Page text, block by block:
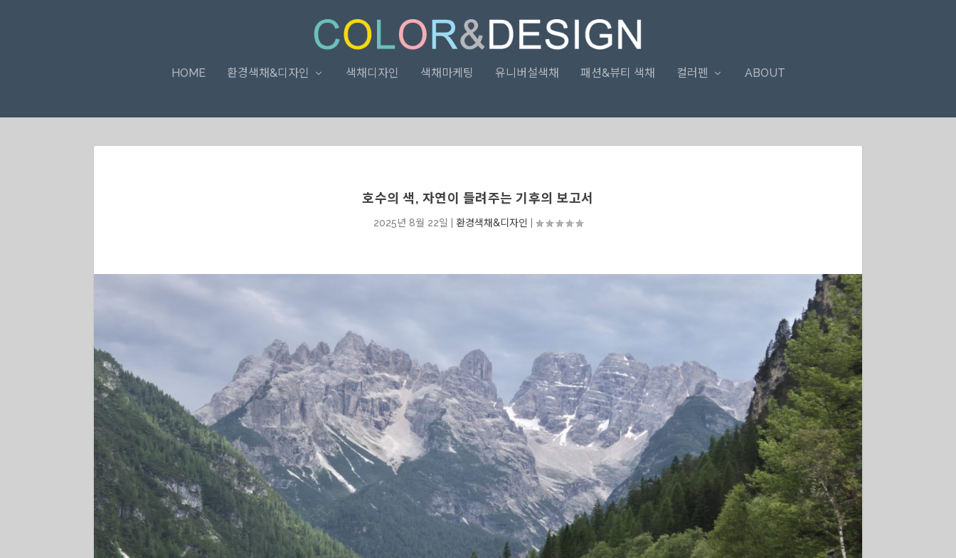
HOME 환경색채&디자인 색채디자인 색채마케팅 유니버설색채 패션&뷰티 색채 컬러펜 ABOUT
호수의 색, 자연이 들려주는 기후의 보고서
2025년 8월 22일 환경색채&디자인